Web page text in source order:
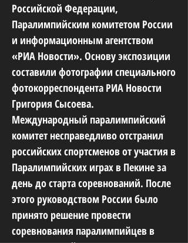
Российской Федерации,
Паралимпийским комитетом России
и информационным агентством
«РИА Новости». Основу экспозиции
составили фотографии специального
фотокорреспондента РИА Новости
Григория Сысоева.
Международный паралимпийский
комитет несправедливо отстранил
российских спортсменов от участия в
Паралимпийских играх в Пекине за
день до старта соревнований. После
этого руководством России было
принято решение провести
соревнования паралимпийцев в